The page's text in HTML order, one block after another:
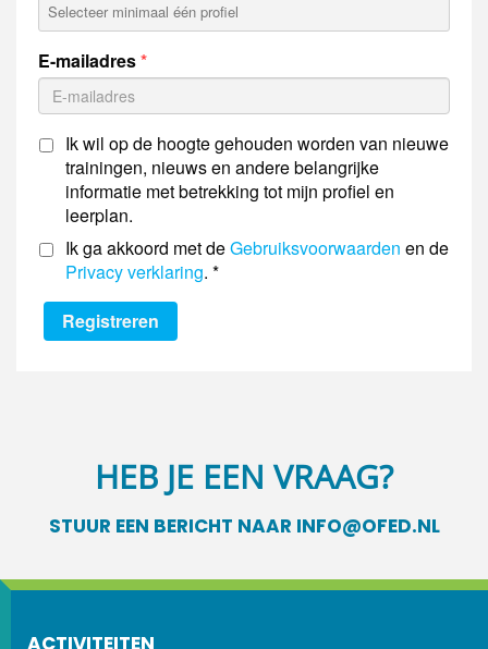
HEB JE EEN VRAAG?
STUUR EEN BERICHT NAAR INFO@OFED.NL
ACTIVITEITEN